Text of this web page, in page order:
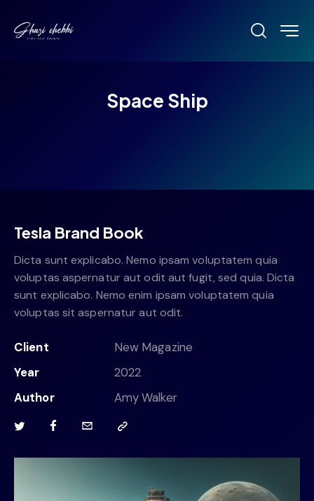
Space Ship
Tesla Brand Book
Dicta sunt explicabo. Nemo ipsam voluptatem quia
voluptas aspernatur aut odit aut fugit, sed quia. Dicta
sunt explicabo. Nemo enim ipsam voluptatem quia
voluptas sit aspernatur aut odit.
Client
New Magazine
Year
2022
Author
Amy Walker